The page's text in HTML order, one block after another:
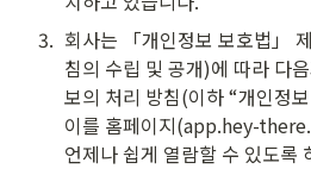
3. 회사는 「개인정보 보호법」
침의 수립 및 공개)에 따라 다
보의 처리 방침(이하 “개인정
이를 홈페이지(app.hey-
언제나 쉽게 열람할 수 있도록